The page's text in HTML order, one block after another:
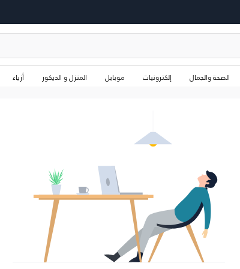
الصحة والجمال إلكترونيات موبايل المنزل و الديكور أزياء